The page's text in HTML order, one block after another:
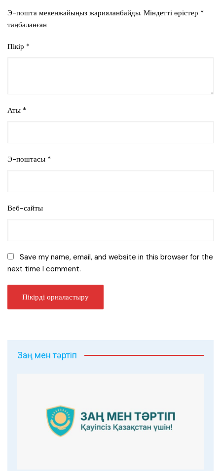
Э-пошта мекенжайыңыз жарияланбайды. Міндетті өрістер *
таңбаланған
Пікір *
Аты *
Э-поштасы *
Веб-сайты
Save my name, email, and website in this browser for the
next time I comment.
Заң мен тәртіп